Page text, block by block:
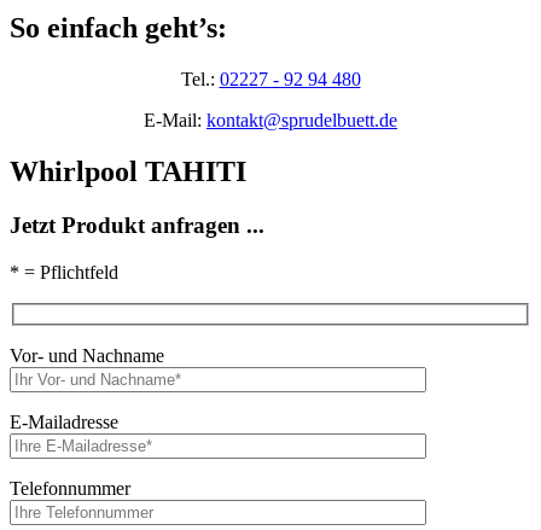
So einfach geht’s:
Tel.: 02227 - 92 94 480
E-Mail: kontakt@sprudelbuett.de
Whirlpool TAHITI
Jetzt Produkt anfragen ...
* = Pflichtfeld
Vor- und Nachname
E-Mailadresse
Telefonnummer